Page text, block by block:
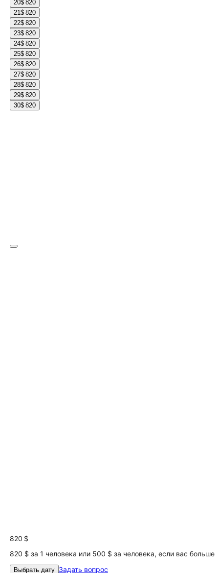
20$ 820
21$ 820
22$ 820
23$ 820
24$ 820
25$ 820
26$ 820
27$ 820
28$ 820
29$ 820
30$ 820
820 $
820 $ за 1 человека или 500 $ за человека, если вас больше
Выбрать дату Задать вопрос